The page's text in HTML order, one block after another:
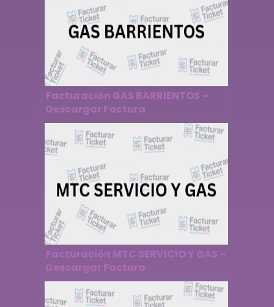
Facturación GAS BARRIENTOS –
Descargar Factura
Facturación MTC SERVICIO Y GAS –
Descargar Factura